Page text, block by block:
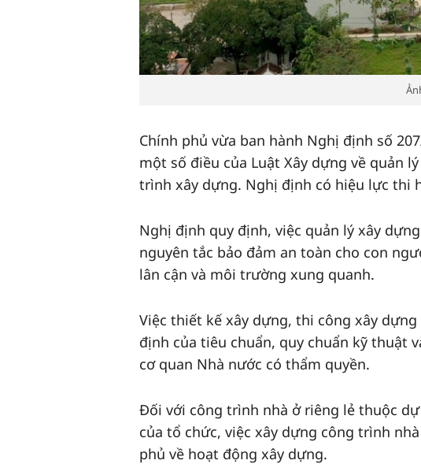
Chính phủ vừa ban hành Nghị định số
một số điều của Luật Xây dựng về quản
trình xây dựng. Nghị định có hiệu lực thi
Nghị định quy định, việc quản lý xây
nguyên tắc bảo đảm an toàn cho con
lân cận và môi trường xung quanh.
Việc thiết kế xây dựng, thi công xây
định của tiêu chuẩn, quy chuẩn kỹ thuật
cơ quan Nhà nước có thẩm quyền.
Đối với công trình nhà ở riêng lẻ thuộc
của tổ chức, việc xây dựng công trình
phủ về hoạt động xây dựng.